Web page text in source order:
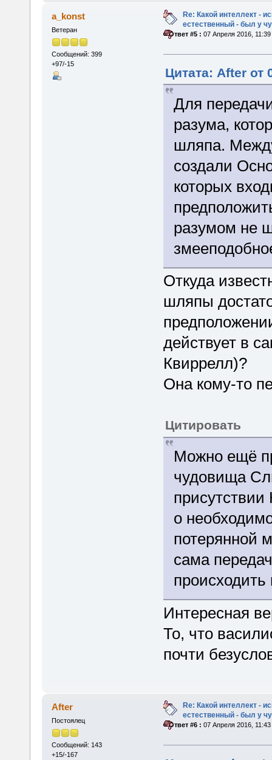
a_konst
Ветеран
Сообщений: 399
+97/-15
Re: Какой интеллект -
естественный - был у
«Ответ #5 : 07 Апреля 2016, 11:39
Цитата: After от
Для
разума,
шляпа.
создали
которых
разумом не
Откуда
шляпы
действует в
Квиррелл)?
Она кому-то
Цитировать
Можно ещё
чудовища
о
потерянной
сама
происходить
Интересная
То, что
почти
After
Постоялец
Сообщений: 143
+15/-167
Re: Какой интеллект -
естественный - был у
«Ответ #6 : 07 Апреля 2016, 11:43